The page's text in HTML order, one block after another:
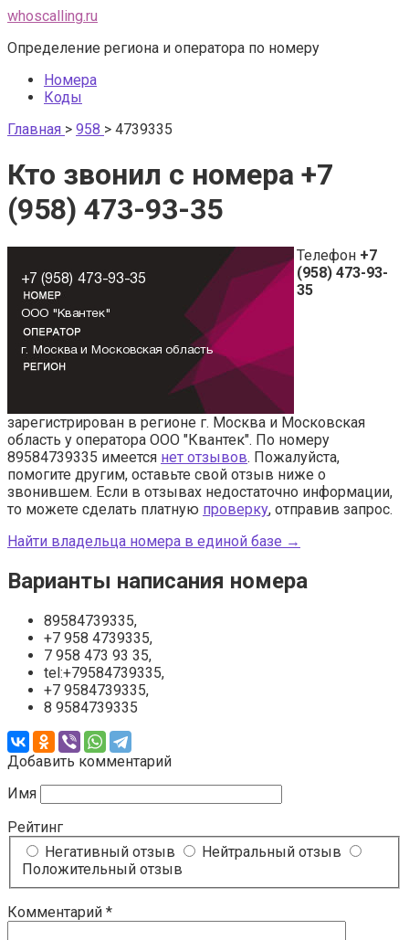
Перейти
контенту
whoscalling.ru
Определение региона и оператора по номеру
Номера
Коды
Главная > 958 > 4739335
Кто звонил с номера +7
(958) 473-93-35
Телефон +7
(958) 473-93-
35
зарегистрирован в регионе г. Москва и Московская
область у оператора ООО "Квантек". По номеру
89584739335 имеется нет отзывов. Пожалуйста,
помогите другим, оставьте свой отзыв ниже о
звонившем. Если в отзывах недостаточно информации,
то можете сделать платную проверку, отправив запрос.
Найти владельца номера в единой базе →
Варианты написания номера
89584739335,
+7 958 4739335,
7 958 473 93 35,
tel:+79584739335,
+7 9584739335,
8 9584739335
Добавить комментарий
Имя
Рейтинг
Негативный отзыв
Нейтральный отзыв
Положительный отзыв
Комментарий *